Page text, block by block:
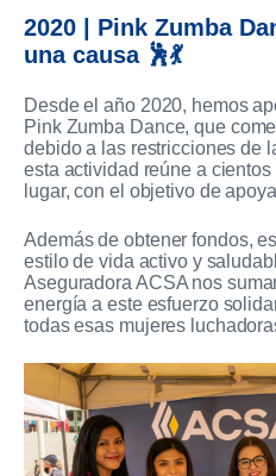
2020 | Pink Zumba
una causa 🕺💃
Desde el año 2020, hemos
Pink Zumba Dance, que
debido a las restricciones de
esta actividad reúne a
lugar, con el objetivo de
Además de obtener fondos,
estilo de vida activo y
Aseguradora ACSA nos
energía a este esfuerzo
todas esas mujeres